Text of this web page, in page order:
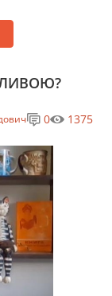
0 1375